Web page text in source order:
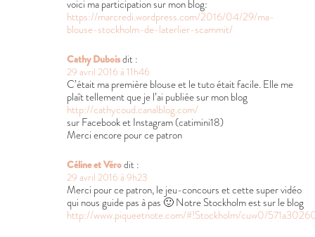
voici ma participation sur mon blog:
https://marcredi.wordpress.com/2016/04/29/ma-
blouse-stockholm-de-laterlier-scammit/
Cathy Duboisdit :
29 avril 2016 à 11h46
C’était ma première blouse et le tuto était facile. Elle me
plaît tellement que je l’ai publiée sur mon blog
http://cathycoud.canalblog.com/
sur Facebook et Instagram (catimini18)
Merci encore pour ce patron
Céline et Vérodit :
29 avril 2016 à 9h23
Merci pour ce patron, le jeu-concours et cette super vidéo
qui nous guide pas à pas 🙂 Notre Stockholm est sur le blog
http://www.piqueetnote.com/#!Stockholm/cuw0/